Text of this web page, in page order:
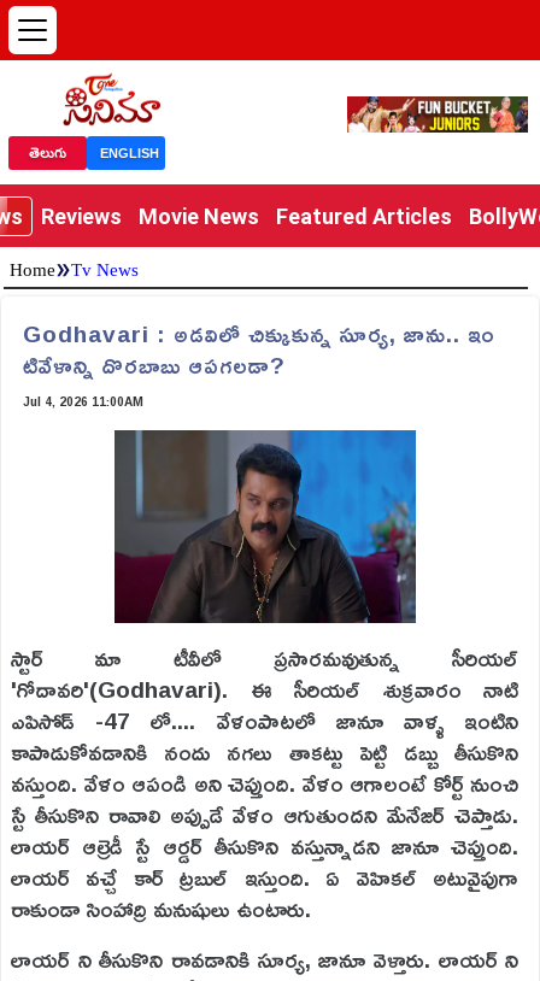
తెలుగు ENGLISH
Reviews Movie News Featured Articles
Home»Tv News
Godhavari : అడవిలో చిక్కుకున్న సూర్య, జాను.. ఇం
టివేళాన్ని దొరబాబు ఆపగలడా?
Jul 4, 2026 11:00AM
స్టార్ మా టీవీలో ప్రసారమవుతున్న సీరియల్
'గోదావరి'(Godhavari). ఈ సీరియల్ శుక్రవారం నాటి
ఎపిసోడ్ -47 లో.... వేళంపాటలో జానూ వాళ్ళ ఇంటిని
కాపాడుకోవడానికి నందు నగలు తాకట్టు పెట్టి డబ్బు తీసుకొని
వస్తుంది. వేళం ఆపండి అని చెప్తుంది. వేళం ఆగాలంటే కోర్ట్ నుంచి
స్టే తీసుకొని రావాలి అప్పుడే వేళం ఆగుతుందని మేనేజర్ చెప్తాడు.
లాయర్ ఆల్రెడీ స్టే ఆర్డర్ తీసుకొని వస్తున్నాడని జానూ చెప్తుంది.
లాయర్ వచ్చే కార్ ట్రబుల్ ఇస్తుంది. ఏ వెహికల్ అటువైపుగా
రాకుండా సింహాద్రి మనుషులు ఉంటారు.
లాయర్ ని తీసుకొని రావడానికి సూర్య, జానూ వెళ్తారు. లాయర్ ని